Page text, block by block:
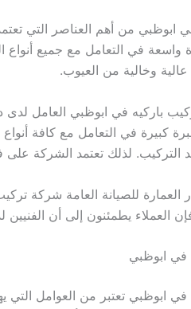
ابوظبي من أهم العناصر التي
في التعامل مع جميع أنواع
وخالية من العيوب.
باركيه في ابوظبي العامل لدى
كبيرة في التعامل مع كافة
التركيب. لذلك تعتمد
العمارة للصيانة العامة شركة
العملاء يطمئنون إلى أن
في ابوظبي
في ابوظبي تعتبر من العوامل التي